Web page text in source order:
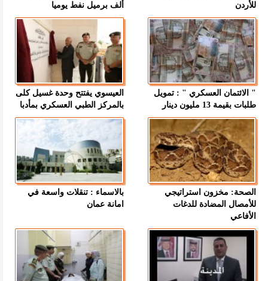
للأردن
ألف برميل نفط يوميا
" الائتمان العسكري " : تمويل
طلبات بقيمة 13 مليون دينار
العيسوي يفتتح وحدة غسيل كلى
بالمركز الطبي العسكري بمأدبا
الصحة: مخزون استراتيجي
للأمصال المضادة للدغات
الأفاعي
بالاسماء : تنقلات واسعة في
امانة عمان